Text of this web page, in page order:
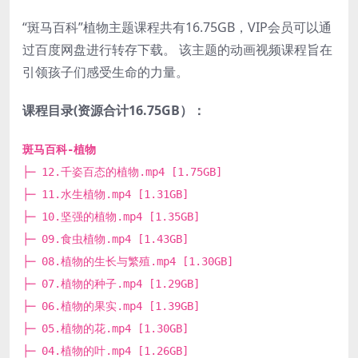
“斑马百科”植物主题课程共有16.75GB，VIP会员可以通
过百度网盘进行转存下载。 该主题的动画视频课程旨在
引领孩子们感受生命的力量。
课程目录(资源合计16.75GB）：
斑马百科-植物
├─ 12.千姿百态的植物.mp4 [1.75GB]
├─ 11.水生植物.mp4 [1.31GB]
├─ 10.坚强的植物.mp4 [1.35GB]
├─ 09.食虫植物.mp4 [1.43GB]
├─ 08.植物的生长与繁殖.mp4 [1.30GB]
├─ 07.植物的种子.mp4 [1.29GB]
├─ 06.植物的果实.mp4 [1.39GB]
├─ 05.植物的花.mp4 [1.30GB]
├─ 04.植物的叶.mp4 [1.26GB]